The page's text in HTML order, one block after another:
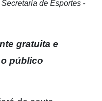
de Esportes -
gratuita e
público